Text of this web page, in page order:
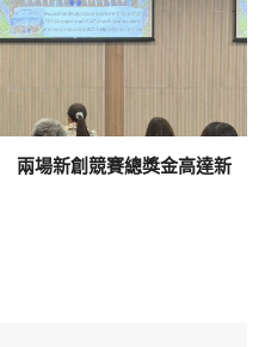
兩場新創競賽總獎金高達新